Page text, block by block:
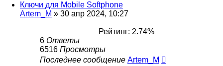
Ключи для Mobile Softphone
Artem_M » 30 апр 2024, 10:27
Рейтинг: 2.74%
6 Ответы
6516 Просмотры
Последнее сообщение Artem_M